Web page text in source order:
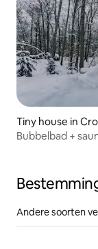
Tiny house in
Bubbelbad +
Andere soorten